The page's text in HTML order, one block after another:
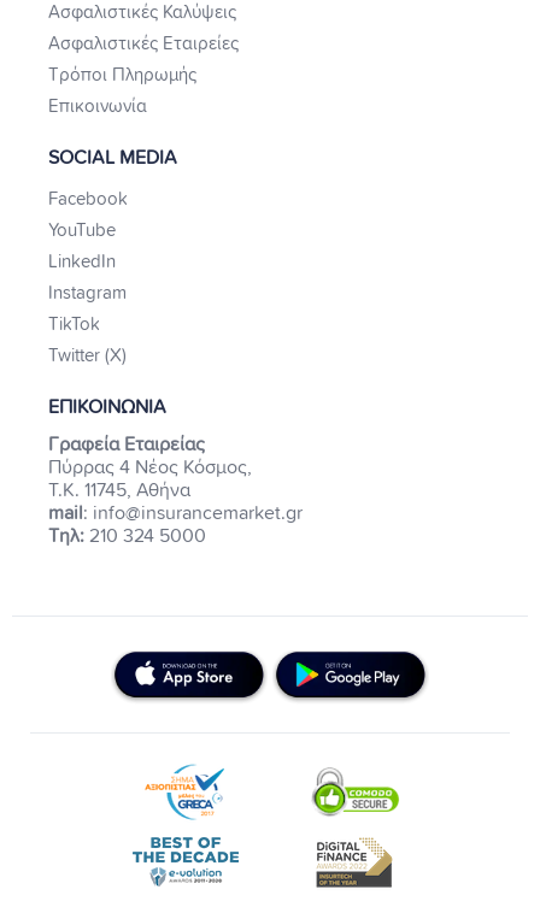
Ασφαλιστικές Καλύψεις
Ασφαλιστικές Εταιρείες
Τρόποι Πληρωμής
Επικοινωνία
SOCIAL MEDIA
Facebook
YouTube
LinkedIn
Instagram
TikTok
Twitter (X)
ΕΠΙΚΟΙΝΩΝΙΑ
Γραφεία Εταιρείας
Πύρρας 4 Νέος Κόσμος,
Τ.Κ. 11745, Αθήνα
mail: info@insurancemarket.gr
Τηλ: 210 324 5000